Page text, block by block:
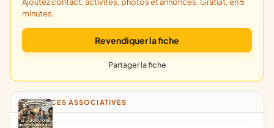
minutes.
Revendiquer la fiche
Partager la fiche
ANNONCES ASSOCIATIVES